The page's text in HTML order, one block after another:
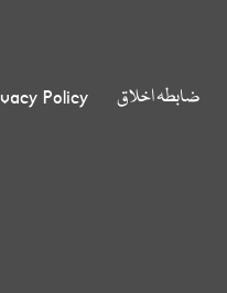
ضابطہ اخلاق Policy